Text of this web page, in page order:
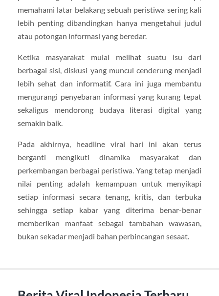
memahami latar belakang sebuah peristiwa sering kali
lebih penting dibandingkan hanya mengetahui judul
atau potongan informasi yang beredar.
Ketika masyarakat mulai melihat suatu isu dari
berbagai sisi, diskusi yang muncul cenderung menjadi
lebih sehat dan informatif. Cara ini juga membantu
mengurangi penyebaran informasi yang kurang tepat
sekaligus mendorong budaya literasi digital yang
semakin baik.
Pada akhirnya, headline viral hari ini akan terus
berganti mengikuti dinamika masyarakat dan
perkembangan berbagai peristiwa. Yang tetap menjadi
nilai penting adalah kemampuan untuk menyikapi
setiap informasi secara tenang, kritis, dan terbuka
sehingga setiap kabar yang diterima benar-benar
memberikan manfaat sebagai tambahan wawasan,
bukan sekadar menjadi bahan perbincangan sesaat.